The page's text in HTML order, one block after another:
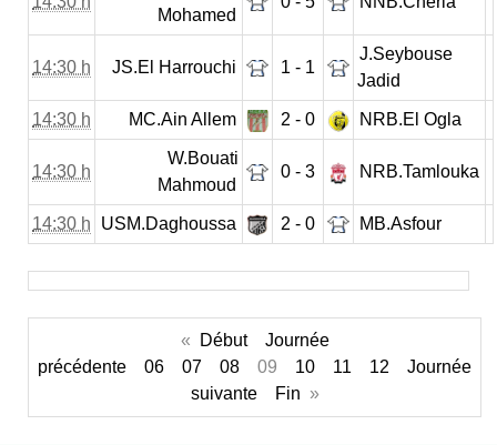
Mohamed
14:30 h JS.El Harrouchi 1 - 1
J.Seybouse
Jadid
14:30 h MC.Ain Allem 2 - 0 NRB.El Ogla
14:30 h
W.Bouati
Mahmoud
0 - 3 NRB.Tamlouka
14:30 h USM.Daghoussa 2 - 0 MB.Asfour
« Début
Journée
précédente
06 07 08 09 10 11 12
Journée
suivante
Fin »